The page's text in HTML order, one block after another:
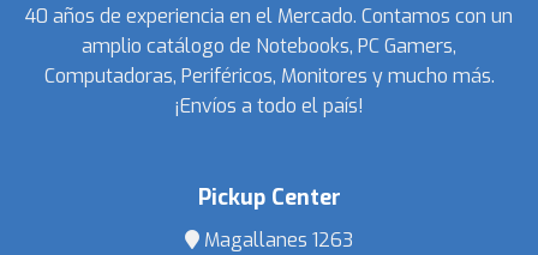
40 años de experiencia en el Mercado. Contamos con un
amplio catálogo de Notebooks, PC Gamers,
Computadoras, Periféricos, Monitores y mucho más.
¡Envíos a todo el país!
Pickup Center
Magallanes 1263